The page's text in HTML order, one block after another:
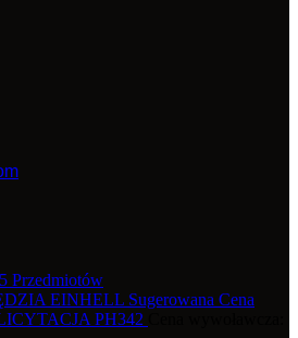
Przedmiotów
EINHELL Sugerowana Cena
PH342